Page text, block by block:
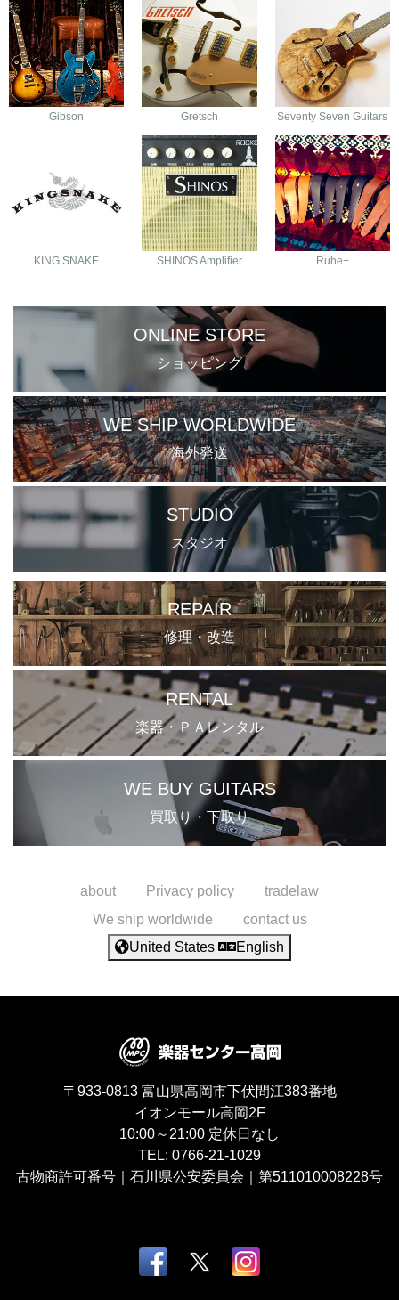
Gibson Gretsch Seventy Seven Guitars
KING SNAKE SHINOS Amplifier Ruhe+
ONLINE STORE
ショッピング
WE SHIP WORLDWIDE
海外発送
STUDIO
スタジオ
REPAIR
修理・改造
RENTAL
楽器・ＰＡレンタル
WE BUY GUITARS
買取り・下取り
about Privacy policy
tradelaw
We ship worldwide
contact us
United States
English
〒933-0813 富山県高岡市下伏間江383番地
イオンモール高岡2F
10:00～21:00 定休日なし
TEL: 0766-21-1029
古物商許可番号｜石川県公安委員会｜第511010008228号